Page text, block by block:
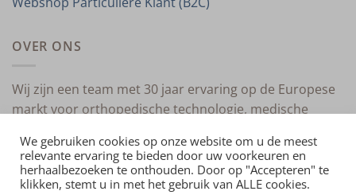
OVER ONS
Wij zijn een team met 30 jaar ervaring op de Europese
markt voor orthopedische technologie, medische
We gebruiken cookies op onze website om u de meest
relevante ervaring te bieden door uw voorkeuren en
herhaalbezoeken te onthouden. Door op "Accepteren" te
klikken, stemt u in met het gebruik van ALLE cookies.